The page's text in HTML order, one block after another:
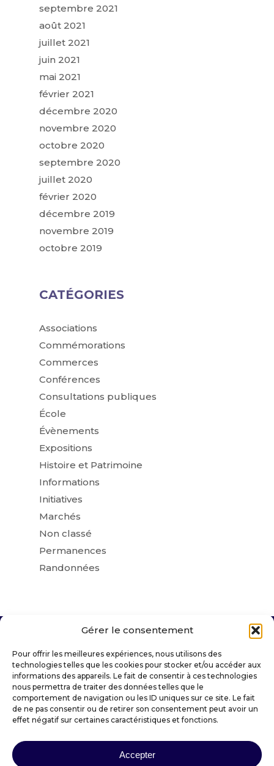
Gérer le consentement
Pour offrir les meilleures expériences, nous utilisons des
technologies telles que les cookies pour stocker et/ou accéder aux
informations des appareils. Le fait de consentir à ces technologies
nous permettra de traiter des données telles que le
comportement de navigation ou les ID uniques sur ce site. Le fait
de ne pas consentir ou de retirer son consentement peut avoir un
effet négatif sur certaines caractéristiques et fonctions.
Accepter
septembre 2021
août 2021
juillet 2021
juin 2021
mai 2021
février 2021
décembre 2020
novembre 2020
octobre 2020
septembre 2020
juillet 2020
février 2020
décembre 2019
novembre 2019
octobre 2019
CATÉGORIES
Associations
Commémorations
Commerces
Conférences
Consultations publiques
École
Évènements
Expositions
Histoire et Patrimoine
Informations
Initiatives
Marchés
Non classé
Permanences
Randonnées
Place Docteur Darteyre
63450 SAINT-AMANT-TALLENDE
mairie@saintamanttallende.fr